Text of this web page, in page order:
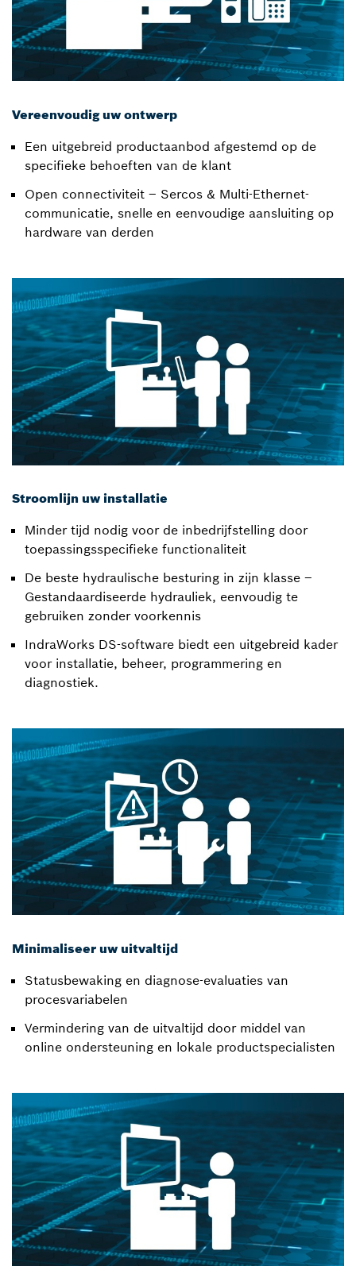
Vereenvoudig uw ontwerp
Een uitgebreid productaanbod afgestemd op de
specifieke behoeften van de klant
Open connectiviteit – Sercos & Multi-Ethernet-
communicatie, snelle en eenvoudige aansluiting op
hardware van derden
Stroomlijn uw installatie
Minder tijd nodig voor de inbedrijfstelling door
toepassingsspecifieke functionaliteit
De beste hydraulische besturing in zijn klasse –
Gestandaardiseerde hydrauliek, eenvoudig te
gebruiken zonder voorkennis
IndraWorks DS-software biedt een uitgebreid kader
voor installatie, beheer, programmering en
diagnostiek.
Minimaliseer uw uitvaltijd
Statusbewaking en diagnose-evaluaties van
procesvariabelen
Vermindering van de uitvaltijd door middel van
online ondersteuning en lokale productspecialisten